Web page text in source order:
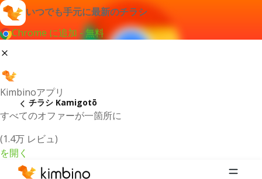
いつでも手元に最新のチラシ
Chrome に追加 - 無料
Kimbinoアプリ
すべてのオファーが一箇所に
(1.4万 レビュ)
を開く
チラシ Kamigotō